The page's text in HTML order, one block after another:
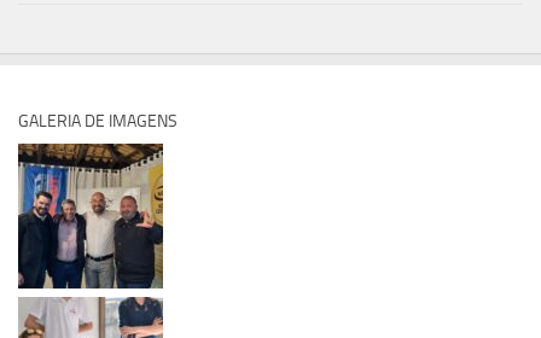
GALERIA DE IMAGENS